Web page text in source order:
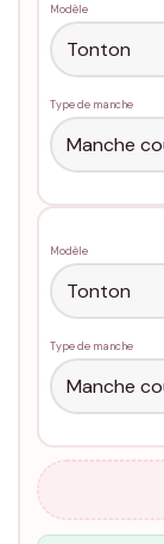
Modèle
Type de manche
Modèle
Type de manche